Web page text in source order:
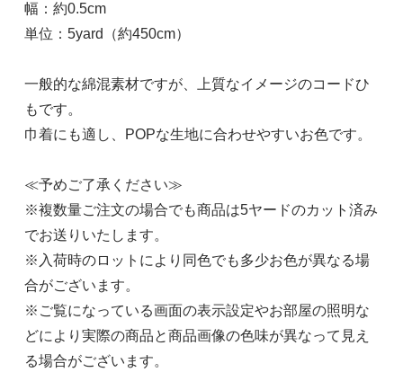
幅：約0.5cm
単位：5yard（約450cm）
一般的な綿混素材ですが、上質なイメージのコードひ
もです。
巾着にも適し、POPな生地に合わせやすいお色です。
≪予めご了承ください≫
※複数量ご注文の場合でも商品は5ヤードのカット済み
でお送りいたします。
※入荷時のロットにより同色でも多少お色が異なる場
合がございます。
※ご覧になっている画面の表示設定やお部屋の照明な
どにより実際の商品と商品画像の色味が異なって見え
る場合がございます。